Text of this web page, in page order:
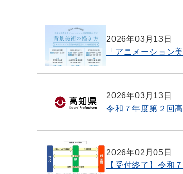
2026年03月13日
「アニメーション
2026年03月13日
令和７年度第２回
2026年02月05日
【受付終了】令和